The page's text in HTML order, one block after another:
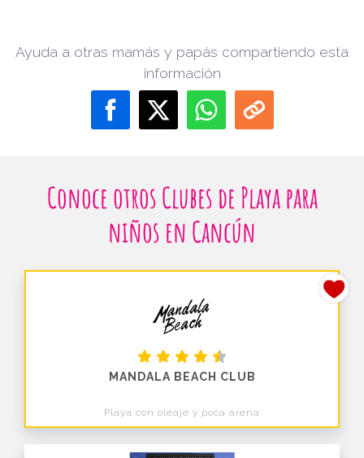
Ayuda a otras mamás y papás compartiendo esta
información
Conoce otros Clubes de Playa para
niños en Cancún
MANDALA BEACH CLUB
Playa con oleaje y poca arena